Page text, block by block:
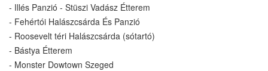
- Illés Panzió - Stüszi Vadász Étterem
- Fehértói Halászcsárda És Panzió
- Roosevelt téri Halászcsárda (sótartó)
- Bástya Étterem
- Monster Dowtown Szeged